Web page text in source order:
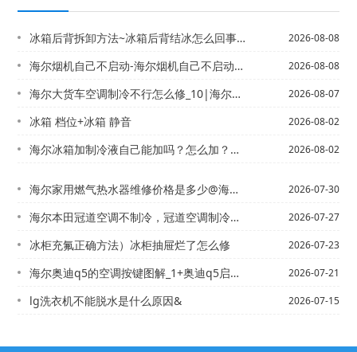
冰箱后背拆卸方法~冰箱后背结冰怎么回事 冰箱后背结冰解决方法 2026-08-08
海尔烟机自己不启动-海尔烟机自己不启动怎么回事 2026-08-08
海尔大货车空调制冷不行怎么修_10|海尔大家好，我想自己做一个小型的空调制冷1.... 2026-08-07
冰箱 档位+冰箱 静音 2026-08-02
海尔冰箱加制冷液自己能加吗？怎么加？&冰箱上门加制冷剂需要多少钱 2026-08-02
海尔家用燃气热水器维修价格是多少@海尔家用燃气热水器维修价格是多少钱2027 2026-07-30
海尔本田冠道空调不制冷，冠道空调制冷怎么开）海尔本田凌派加多少雪种 2026-07-27
冰柜充氟正确方法）冰柜抽屉烂了怎么修 2026-07-23
海尔奥迪q5的空调按键图解_1+奥迪q5启动后空调自动开启，怎么取消空调自动开啊... 2026-07-21
lg洗衣机不能脱水是什么原因& 2026-07-15